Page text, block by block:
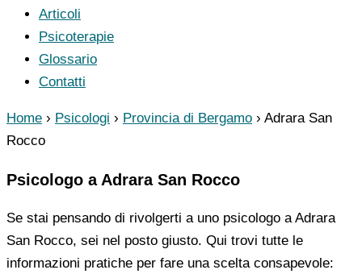
Articoli
Psicoterapie
Glossario
Contatti
Home › Psicologi › Provincia di Bergamo › Adrara San
Rocco
Psicologo a Adrara San Rocco
Se stai pensando di rivolgerti a uno psicologo a Adrara
San Rocco, sei nel posto giusto. Qui trovi tutte le
informazioni pratiche per fare una scelta consapevole: